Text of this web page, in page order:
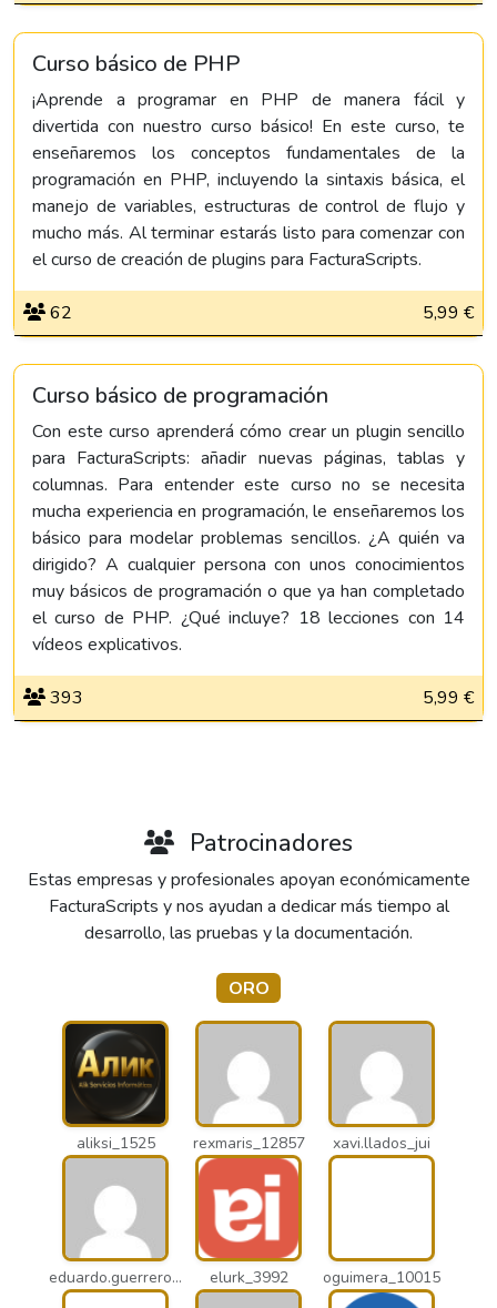
Curso básico de PHP
¡Aprende a programar en PHP de manera fácil y
divertida con nuestro curso básico! En este curso, te
enseñaremos los conceptos fundamentales de la
programación en PHP, incluyendo la sintaxis básica, el
manejo de variables, estructuras de control de flujo y
mucho más. Al terminar estarás listo para comenzar con
el curso de creación de plugins para FacturaScripts.
62 5,99 €
Curso básico de programación
Con este curso aprenderá cómo crear un plugin sencillo
para FacturaScripts: añadir nuevas páginas, tablas y
columnas. Para entender este curso no se necesita
mucha experiencia en programación, le enseñaremos los
básico para modelar problemas sencillos. ¿A quién va
dirigido? A cualquier persona con unos conocimientos
muy básicos de programación o que ya han completado
el curso de PHP. ¿Qué incluye? 18 lecciones con 14
vídeos explicativos.
393 5,99 €
Patrocinadores
Estas empresas y profesionales apoyan económicamente
FacturaScripts y nos ayudan a dedicar más tiempo al
desarrollo, las pruebas y la documentación.
ORO
aliksi_1525 rexmaris_12857 xavi.llados_jui
eduardo.guerrero_pto elurk_3992 oguimera_10015